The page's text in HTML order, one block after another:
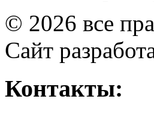
© 2026 все
Сайт
Контакты: